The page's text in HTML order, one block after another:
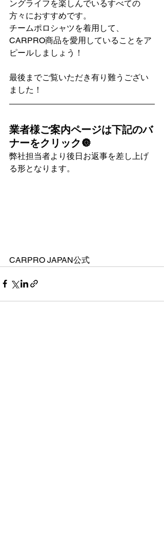
ングライフを楽しんでいるすべての
方々におすすめです。
チームポロシャツを着用して、
CARPRO商品を愛用していることをア
ピールしましょう！
最後までご覧いただき有り難うござい
ました！
業者様ご案内ページは下記のバ
ナーをクリック🔘
弊社担当者より後日お返事を差し上げ
る形となります。
CARPRO JAPAN公式